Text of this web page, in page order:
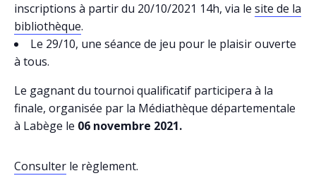
inscriptions à partir du 20/10/2021 14h, via le site de la
bibliothèque.
Le 29/10, une séance de jeu pour le plaisir ouverte
à tous.
Le gagnant du tournoi qualificatif participera à la
finale, organisée par la Médiathèque départementale
à Labège le 06 novembre 2021.
Consulter le règlement.